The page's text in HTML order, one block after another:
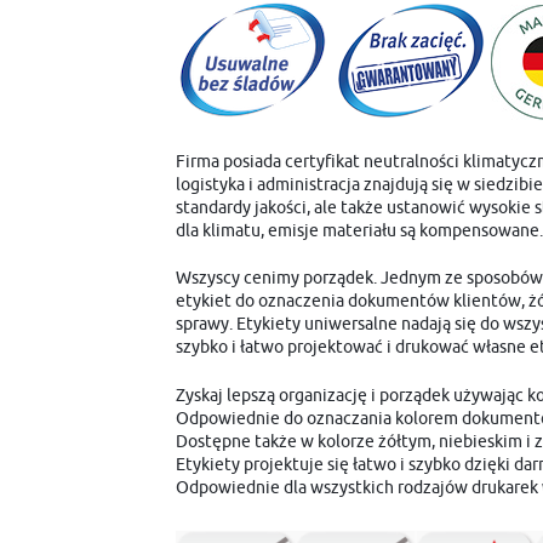
Firma posiada certyfikat neutralności
logistyka i administracja znajdują się w
standardy jakości, ale także ustanowić
dla klimatu, emisje materiału są
Wszyscy cenimy porządek. Jednym ze
etykiet do oznaczenia dokumentów klientów,
sprawy. Etykiety uniwersalne nadają się do
szybko i łatwo projektować i drukować własne
Zyskaj lepszą organizację i porządek używając
Odpowiednie do oznaczania kolorem
Dostępne także w kolorze żółtym, niebieskim i
Etykiety projektuje się łatwo i szybko dzięki
Odpowiednie dla wszystkich rodzajów